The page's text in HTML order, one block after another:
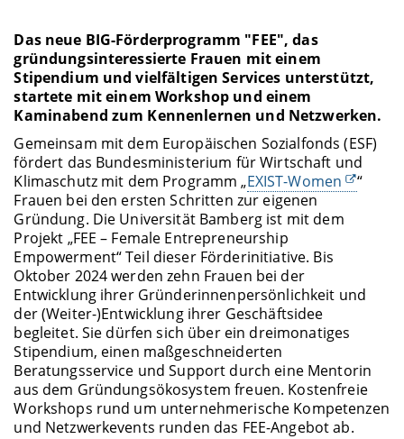
Das neue BIG-Förderprogramm "FEE", das
gründungsinteressierte Frauen mit einem
Stipendium und vielfältigen Services unterstützt,
startete mit einem Workshop und einem
Kaminabend zum Kennenlernen und Netzwerken.
Gemeinsam mit dem Europäischen Sozialfonds (ESF)
fördert das Bundesministerium für Wirtschaft und
Klimaschutz mit dem Programm „EXIST-Women
“
Frauen bei den ersten Schritten zur eigenen
Gründung. Die Universität Bamberg ist mit dem
Projekt „FEE – Female Entrepreneurship
Empowerment“ Teil dieser Förderinitiative. Bis
Oktober 2024 werden zehn Frauen bei der
Entwicklung ihrer Gründerinnenpersönlichkeit und
der (Weiter-)Entwicklung ihrer Geschäftsidee
begleitet. Sie dürfen sich über ein dreimonatiges
Stipendium, einen maßgeschneiderten
Beratungsservice und Support durch eine Mentorin
aus dem Gründungsökosystem freuen. Kostenfreie
Workshops rund um unternehmerische Kompetenzen
und Netzwerkevents runden das FEE-Angebot ab.